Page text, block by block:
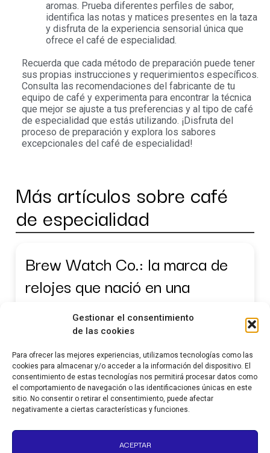
Gestionar el consentimiento
de las cookies
Para ofrecer las mejores experiencias, utilizamos tecnologías como las
cookies para almacenar y/o acceder a la información del dispositivo. El
consentimiento de estas tecnologías nos permitirá procesar datos como
el comportamiento de navegación o las identificaciones únicas en este
sitio. No consentir o retirar el consentimiento, puede afectar
negativamente a ciertas características y funciones.
ACEPTAR
aromas. Prueba diferentes perfiles de sabor,
identifica las notas y matices presentes en la taza
y disfruta de la experiencia sensorial única que
ofrece el café de especialidad.
Recuerda que cada método de preparación puede tener
sus propias instrucciones y requerimientos específicos.
Consulta las recomendaciones del fabricante de tu
equipo de café y experimenta para encontrar la técnica
que mejor se ajuste a tus preferencias y al tipo de café
de especialidad que estás utilizando. ¡Disfruta del
proceso de preparación y explora los sabores
excepcionales del café de especialidad!
Más artículos sobre café
de especialidad
Brew Watch Co.: la marca de
relojes que nació en una
cafetería
La historia de Brew Watch Co., la microbrand
neoyorquina fundada por Jonathan Ferrer que
convirtió el ritual del café en una colección de
relojes inspirados
Leer más »